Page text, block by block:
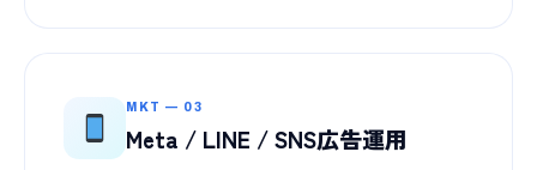
MKT — 03
Meta / LINE / SNS広告運用